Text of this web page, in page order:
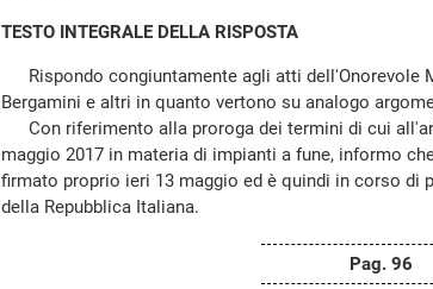
TESTO INTEGRALE DELLA RISPOSTA
Rispondo congiuntamente agli atti dell'Onorevole
Bergamini e altri in quanto vertono su analogo
Con riferimento alla proroga dei termini di cui
maggio 2017 in materia di impianti a fune, informo
firmato proprio ieri 13 maggio ed è quindi in corso di
della Repubblica Italiana.
Pag. 96